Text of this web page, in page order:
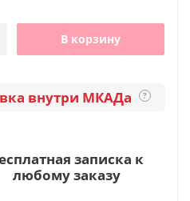
В корзину
внутри МКАДа ?
записка к
любому заказу